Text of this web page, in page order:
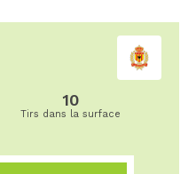
10
Tirs dans la surface